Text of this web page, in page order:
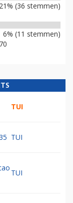
21% (36 stemmen)
6% (11 stemmen)
TUI
TUI
TUI